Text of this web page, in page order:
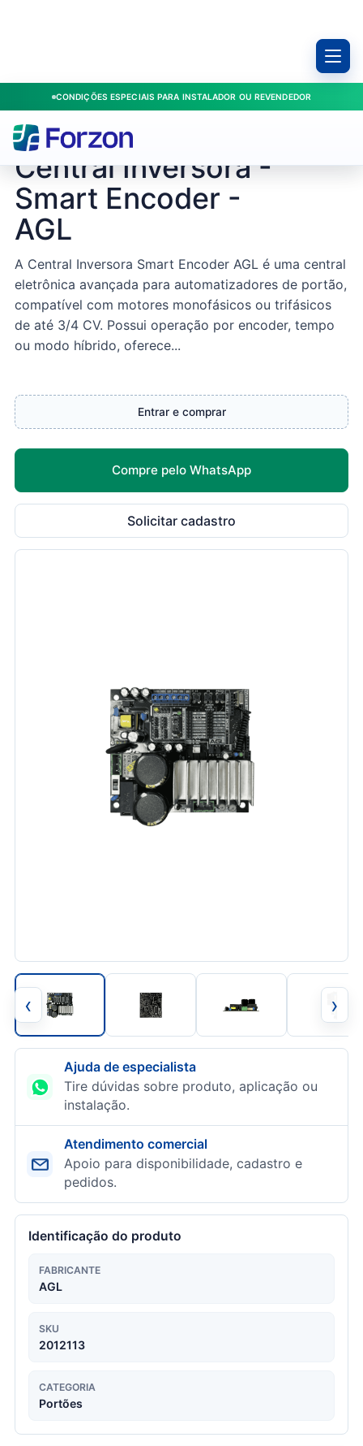
CONDIÇÕES ESPECIAIS PARA INSTALADOR OU REVENDEDOR
Produtos/Portões/
AGL / 2012113
Central Inversora -
Smart Encoder -
AGL
A Central Inversora Smart Encoder AGL é uma central
eletrônica avançada para automatizadores de portão,
compatível com motores monofásicos ou trifásicos
de até 3/4 CV. Possui operação por encoder, tempo
ou modo híbrido, oferece...
Entrar e comprar
Compre pelo WhatsApp
Solicitar cadastro
‹ ›
Ajuda de especialista
Tire dúvidas sobre produto, aplicação ou
instalação.
Atendimento comercial
Apoio para disponibilidade, cadastro e
pedidos.
Identificação do produto
FABRICANTE
AGL
SKU
2012113
CATEGORIA
Portões